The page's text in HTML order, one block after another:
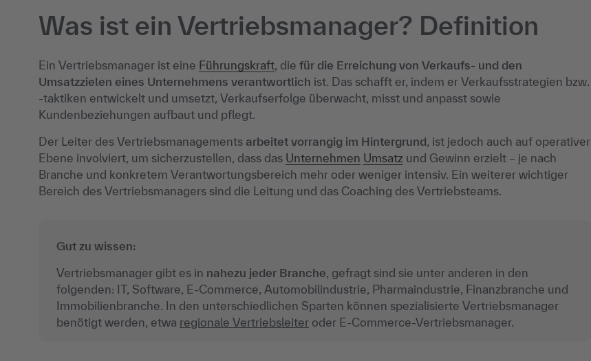
Was ist ein Vertriebsmanager? Definition
Ein Vertriebsmanager ist eine Führungskraft, die für die Erreichung von Verkaufs- und den
Umsatzzielen eines Unternehmens verantwortlich ist. Das schafft er, indem er Verkaufsstrategien bzw.
-taktiken entwickelt und umsetzt, Verkaufserfolge überwacht, misst und anpasst sowie
Kundenbeziehungen aufbaut und pflegt.
Der Leiter des Vertriebsmanagements arbeitet vorrangig im Hintergrund, ist jedoch auch auf operativer
Ebene involviert, um sicherzustellen, dass das Unternehmen Umsatz und Gewinn erzielt – je nach
Branche und konkretem Verantwortungsbereich mehr oder weniger intensiv. Ein weiterer wichtiger
Bereich des Vertriebsmanagers sind die Leitung und das Coaching des Vertriebsteams.
Gut zu wissen:
Vertriebsmanager gibt es in nahezu jeder Branche, gefragt sind sie unter anderen in den
folgenden: IT, Software, E-Commerce, Automobilindustrie, Pharmaindustrie, Finanzbranche und
Immobilienbranche. In den unterschiedlichen Sparten können spezialisierte Vertriebsmanager
benötigt werden, etwa regionale Vertriebsleiteroder E-Commerce-Vertriebsmanager.